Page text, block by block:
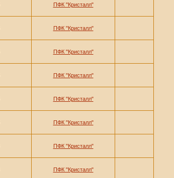
ПФК "Кристалл"
ПФК "Кристалл"
ПФК "Кристалл"
ПФК "Кристалл"
ПФК "Кристалл"
ПФК "Кристалл"
ПФК "Кристалл"
ПФК "Кристалл"